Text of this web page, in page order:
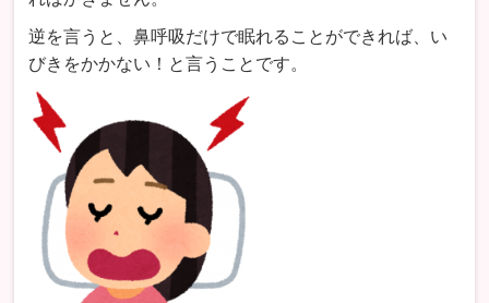
逆を言うと、鼻呼吸だけで眠れることができれば、い
びきをかかない！と言うことです。